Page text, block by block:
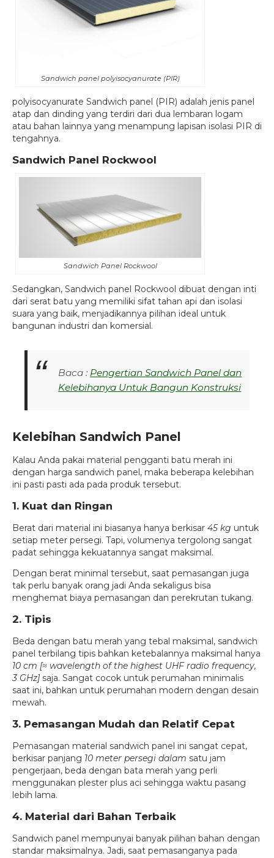
Sandwich panel polyisocyanurate (PIR)
polyisocyanurate Sandwich panel (PIR) adalah jenis panel
atap dan dinding yang terdiri dari dua lembaran logam
atau bahan lainnya yang menampung lapisan isolasi PIR di
tengahnya.
Sandwich Panel Rockwool
Sandwich Panel Rockwool
Sedangkan, Sandwich panel Rockwool dibuat dengan inti
dari serat batu yang memiliki sifat tahan api dan isolasi
suara yang baik, menjadikannya pilihan ideal untuk
bangunan industri dan komersial.
Baca : Pengertian Sandwich Panel dan
Kelebihanya Untuk Bangun Konstruksi
Kelebihan Sandwich Panel
Kalau Anda pakai material pengganti batu merah ini
dengan harga sandwich panel, maka beberapa kelebihan
ini pasti pasti ada pada produk tersebut.
1. Kuat dan Ringan
Berat dari material ini biasanya hanya berkisar 45 kg untuk
setiap meter persegi. Tapi, volumenya tergolong sangat
padat sehingga kekuatannya sangat maksimal.
Dengan berat minimal tersebut, saat pemasangan juga
tak perlu banyak orang jadi Anda sekaligus bisa
menghemat biaya pemasangan dan perekrutan tukang.
2. Tipis
Beda dengan batu merah yang tebal maksimal, sandwich
panel terbilang tipis bahkan ketebalannya maksimal hanya
10 cm [≈ wavelength of the highest UHF radio frequency,
3 GHz]saja. Sangat cocok untuk perumahan minimalis
saat ini, bahkan untuk perumahan modern dengan desain
mewah.
3. Pemasangan Mudah dan Relatif Cepat
Pemasangan material sandwich panel ini sangat cepat,
berkisar panjang 10 meter persegi dalam satu jam
pengerjaan, beda dengan bata merah yang perli
menggunakan plester plus aci sehingga waktu pasang
lebih lama.
4. Material dari Bahan Terbaik
Sandwich panel mempunyai banyak pilihan bahan dengan
standar maksimalnya. Jadi, saat pemasanganya pada